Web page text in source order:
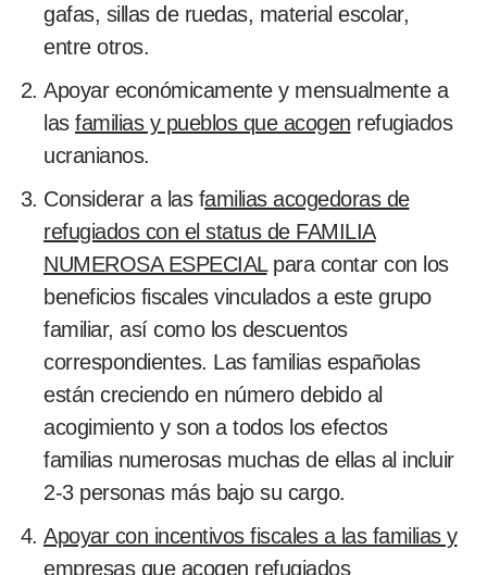
gafas, sillas de ruedas, material escolar,
entre otros.
Apoyar económicamente y mensualmente a
las familias y pueblos que acogen refugiados
ucranianos.
Considerar a las familias acogedoras de
refugiados con el status de FAMILIA
NUMEROSA ESPECIALpara contar con los
beneficios fiscales vinculados a este grupo
familiar, así como los descuentos
correspondientes. Las familias españolas
están creciendo en número debido al
acogimiento y son a todos los efectos
familias numerosas muchas de ellas al incluir
2-3 personas más bajo su cargo.
Apoyar con incentivos fiscales a las familias y
empresas que acogen refugiados